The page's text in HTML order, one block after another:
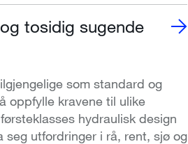
tosidig sugende
som standard og
oppfylle kravene til ulike
hydraulisk design
seg utfordringer i rå, rent, sjø og